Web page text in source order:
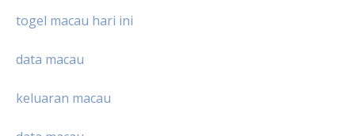
togel macau hari ini
data macau
keluaran macau